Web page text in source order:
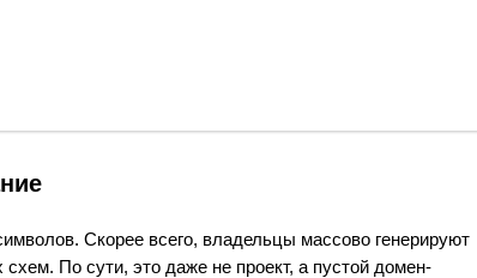
Скорее всего, владельцы массово генерируют
По сути, это даже не проект, а пустой домен-